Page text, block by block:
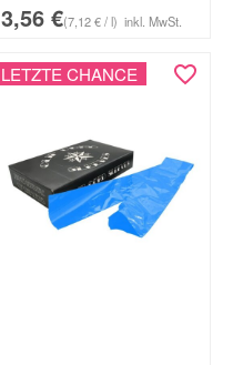
3,56 €(7,12 € / l) inkl. MwSt.
LETZTE CHANCE